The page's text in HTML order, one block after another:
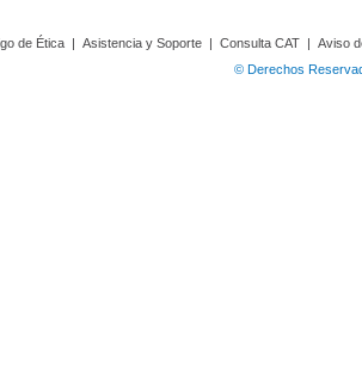
de Ética | Asistencia y Soporte | Consulta CAT | Aviso
© Derechos